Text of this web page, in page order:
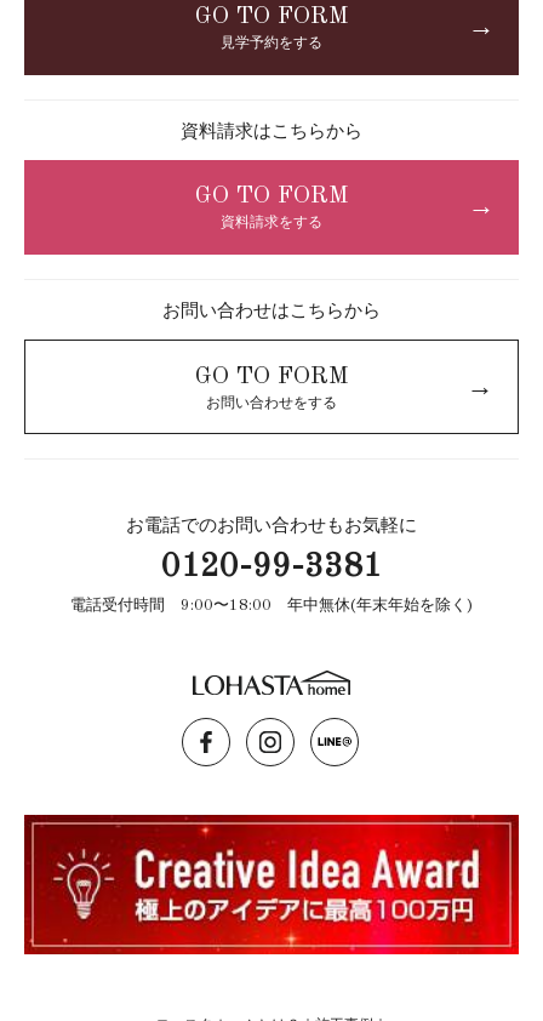
GO TO FORM
見学予約をする
→
資料請求はこちらから
GO TO FORM
資料請求をする
→
お問い合わせはこちらから
GO TO FORM
お問い合わせをする
→
お電話でのお問い合わせもお気軽に
0120-99-3381
電話受付時間 9:00〜18:00 年中無休(年末年始を除く)